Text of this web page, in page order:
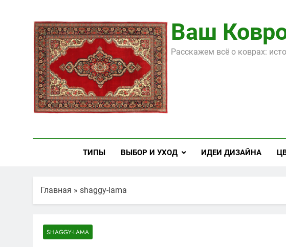
содержимому
Ваш
Расскажем всё о коврах:
ТИПЫ ВЫБОР И УХОД ИДЕИ ДИЗАЙНА
Главная » shaggy-lama
SHAGGY-LAMA